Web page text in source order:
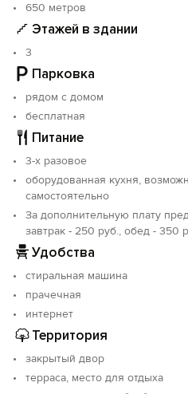
Двор утопает в зелени, есть
беседками, топчаны,
блюд на открытом огне.
650 метров
Этажей в здании
3
Парковка
рядом с домом
бесплатная
Питание
3-х разовое
оборудованная кухня,
самостоятельно
За дополнительную плату
завтрак - 250 руб., обед - 350
Удобства
стиральная машина
прачечная
интернет
Территория
закрытый двор
терраса, место для отдыха